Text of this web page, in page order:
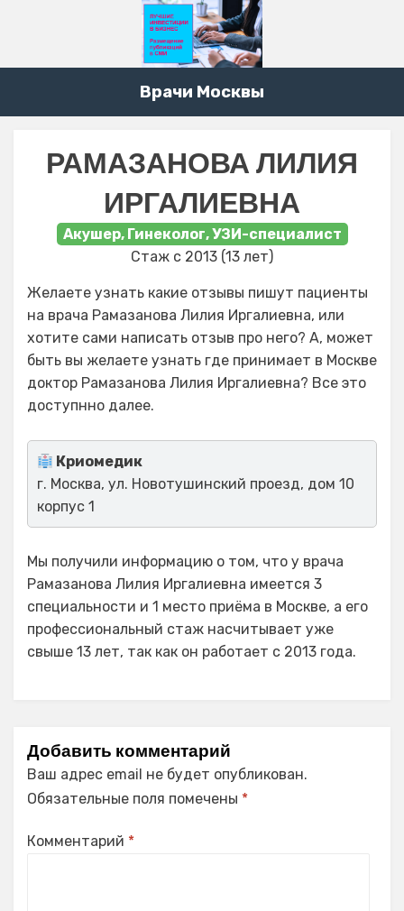
Врачи Москвы
РАМАЗАНОВА ЛИЛИЯ
ИРГАЛИЕВНА
Акушер, Гинеколог, УЗИ-специалист
Стаж с 2013 (13 лет)
Желаете узнать какие отзывы пишут пациенты
на врача Рамазанова Лилия Иргалиевна, или
хотите сами написать отзыв про него? А, может
быть вы желаете узнать где принимает в Москве
доктор Рамазанова Лилия Иргалиевна? Все это
доступнно далее.
Криомедик
г. Москва, ул. Новотушинский проезд, дом 10
корпус 1
Мы получили информацию о том, что у врача
Рамазанова Лилия Иргалиевна имеется 3
специальности и 1 место приёма в Москве, а его
профессиональный стаж насчитывает уже
свыше 13 лет, так как он работает с 2013 года.
Добавить комментарий
Ваш адрес email не будет опубликован.
Обязательные поля помечены *
Комментарий *